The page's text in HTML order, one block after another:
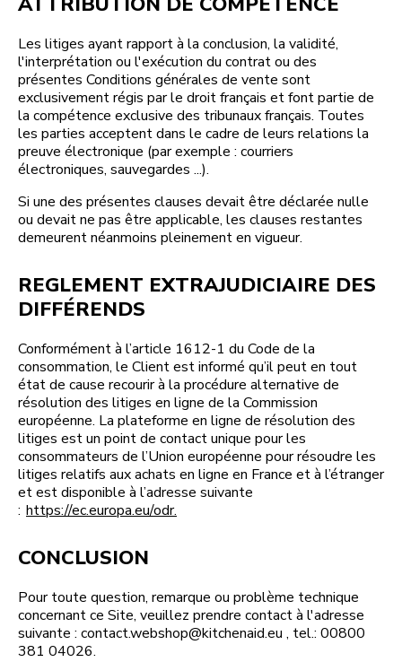
Les litiges ayant rapport à la conclusion, la validité,
l'interprétation ou l'exécution du contrat ou des
présentes Conditions générales de vente sont
exclusivement régis par le droit français et font partie de
la compétence exclusive des tribunaux français. Toutes
les parties acceptent dans le cadre de leurs relations la
preuve électronique (par exemple : courriers
électroniques, sauvegardes ...).
Si une des présentes clauses devait être déclarée nulle
ou devait ne pas être applicable, les clauses restantes
demeurent néanmoins pleinement en vigueur.
REGLEMENT EXTRAJUDICIAIRE DES
DIFFÉRENDS
Conformément à l’article 1612-1 du Code de la
consommation, le Client est informé qu’il peut en tout
état de cause recourir à la procédure alternative de
résolution des litiges en ligne de la Commission
européenne. La plateforme en ligne de résolution des
litiges est un point de contact unique pour les
consommateurs de l’Union européenne pour résoudre les
litiges relatifs aux achats en ligne en France et à l’étranger
et est disponible à l’adresse suivante
: https://ec.europa.eu/odr.
CONCLUSION
Pour toute question, remarque ou problème technique
concernant ce Site, veuillez prendre contact à l'adresse
suivante : contact.webshop@kitchenaid.eu , tel.: 00800
381 04026.